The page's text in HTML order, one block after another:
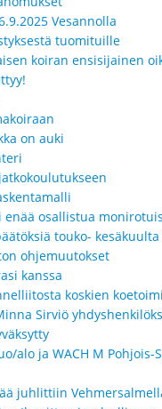
Vesannolla
tuomituille
koiran ensisijainen
on auki
enää osallistua
touko- kesäkuulta
ohjemuutokset
kanssa
koskien
Sirviö
alo ja WACH M Pohjois-
juhlittiin